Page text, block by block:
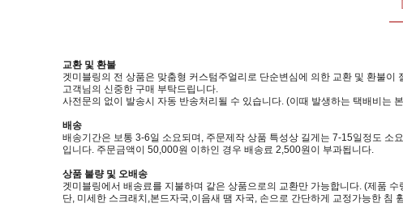
교환 및 환불
겟미블링의 전 상품은 맞춤형 커스텀주얼리로 단순변심에 의한 교환 및 환불이
고객님의 신중한 구매 부탁드립니다.
사전문의 없이 발송시 자동 반송처리될 수 있습니다. (이때 발생하는 택배비는
배송
배송기간은 보통 3-6일 소요되며, 주문제작 상품 특성상 길게는 7-15일정도 소
입니다. 주문금액이 50,000원 이하인 경우 배송료 2,500원이 부과됩니다.
상품 불량 및 오배송
겟미블링에서 배송료를 지불하며 같은 상품으로의 교환만 가능합니다. (제품
단, 미세한 스크래치,본드자국,이음새 땜 자국, 손으로 간단하게 교정가능한 침